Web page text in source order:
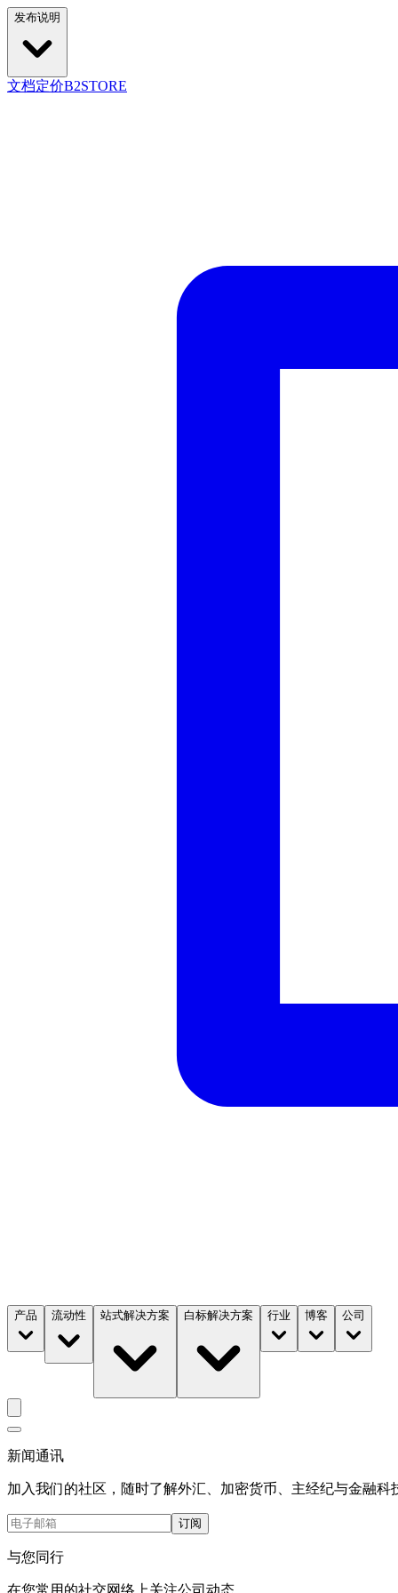
发布说明
文档定价B2STORE
产品 流动性 站式解决方案 白标解决方案 行业 博客 公司
新闻通讯
加入我们的社区，随时了解外汇、加密货币、主经纪与金融科
订阅
与您同行
在您常用的社交网络上关注公司动态